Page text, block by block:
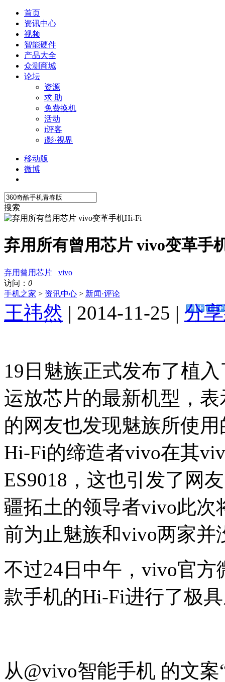
首页
资讯中心
视频
智能硬件
产品大全
众测商城
论坛
资源
求 助
免费换机
活动
i评客
i影·视界
移动版
微博
搜索
弃用所有曾用芯片 vivo变革手
弃用曾用芯片
vivo
访问： 0
手机之家 > 资讯中心 > 新闻·评论
王祎然 | 2014-11-25 | 分
19日魅族正式发布了植
运放芯片的最新机型，
的网友也发现魅族所使
Hi-Fi的缔造者vivo在其
ES9018，这也引发了网
疆拓土的领导者vivo此次
前为止魅族和vivo两家并
不过24日中午，vivo官
款手机的Hi-Fi进行了极
从@vivo智能手机 的文